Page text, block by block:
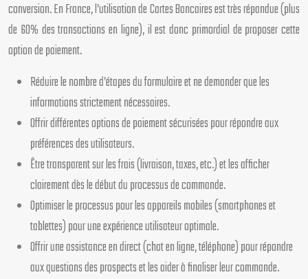
conversion. En France, l’utilisation de Cartes Bancaires est très répandue (plus
de 60% des transactions en ligne), il est donc primordial de proposer cette
option de paiement.
Réduire le nombre d’étapes du formulaire et ne demander que les
informations strictement nécessaires.
Offrir différentes options de paiement sécurisées pour répondre aux
préférences des utilisateurs.
Être transparent sur les frais (livraison, taxes, etc.) et les afficher
clairement dès le début du processus de commande.
Optimiser le processus pour les appareils mobiles (smartphones et
tablettes) pour une expérience utilisateur optimale.
Offrir une assistance en direct (chat en ligne, téléphone) pour répondre
aux questions des prospects et les aider à finaliser leur commande.